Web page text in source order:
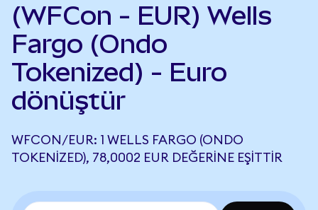
(WFCon - EUR) Wells
Fargo (Ondo
Tokenized) - Euro
dönüştür
WFCON/EUR: 1 WELLS FARGO (ONDO
TOKENIZED), 78,0002 EUR DEĞERINE EŞITTIR